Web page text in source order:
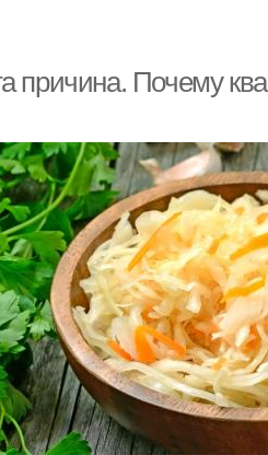
причина. Почему